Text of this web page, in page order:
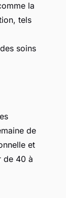
la
tels
soins
de
et
de 40 à